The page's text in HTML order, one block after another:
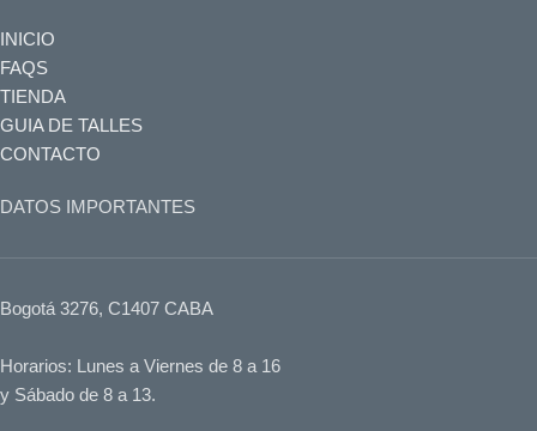
INICIO
FAQS
TIENDA
GUIA DE TALLES
CONTACTO
DATOS IMPORTANTES
Bogotá 3276, C1407 CABA
Horarios: Lunes a Viernes de 8 a 16
y Sábado de 8 a 13.